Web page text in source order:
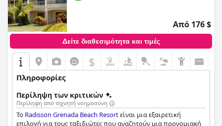
Από 176 $
Δείτε διαθεσιμότητα και τιμές
$
Πληροφορίες
Περίληψη των κριτικών
Περίληψη από τεχνητή νοημοσύνη
Το Radisson Grenada Beach Resortείναι μια εξαιρετική
επιλογή για τους ταξιδιώτες που αναζητούν μια προνομιακή